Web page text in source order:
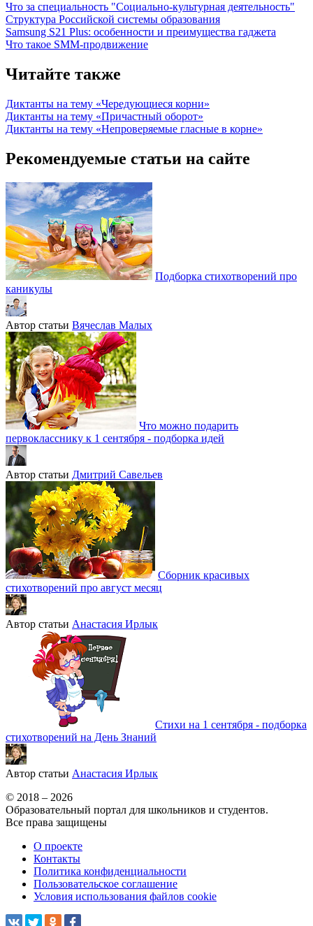
Что за специальность "Социально-культурная деятельность"
Структура Российской системы образования
Samsung S21 Plus: особенности и преимущества гаджета
Что такое SMM-продвижение
Читайте также
Диктанты на тему «Чередующиеся корни»
Диктанты на тему «Причастный оборот»
Диктанты на тему «Непроверяемые гласные в корне»
Рекомендуемые статьи на сайте
Подборка стихотворений про
каникулы
Автор статьи Вячеслав Малых
Что можно подарить
первокласснику к 1 сентября - подборка идей
Автор статьи Дмитрий Савельев
Сборник красивых
стихотворений про август месяц
Автор статьи Анастасия Ирлык
Стихи на 1 сентября - подборка
стихотворений на День Знаний
Автор статьи Анастасия Ирлык
© 2018 – 2026
Образовательный портал для школьников и студентов.
Все права защищены
О проекте
Контакты
Политика конфиденциальности
Пользовательское соглашение
Условия использования файлов cookie